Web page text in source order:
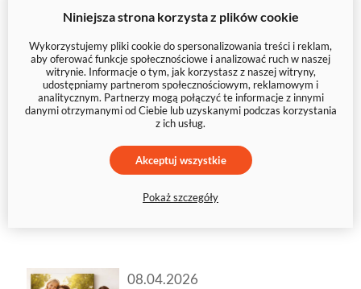
Jeszcze do niedawna powrót
człowieka w okolice Księżyca
wydawał się czymś odległym,
niemal symbolicznym. Dziś temat
Artemis IIbudzi ogromne
zainteresowanie na całym świecie
i regularnie pojawia się w
wyszukiwarce Google.
08.04.2026
Niniejsza strona korzysta z plików cookie
Wykorzystujemy pliki cookie do spersonalizowania treści i reklam,
aby oferować funkcje społecznościowe i analizować ruch w naszej
witrynie. Informacje o tym, jak korzystasz z naszej witryny,
udostępniamy partnerom społecznościowym, reklamowym i
analitycznym. Partnerzy mogą połączyć te informacje z innymi
danymi otrzymanymi od Ciebie lub uzyskanymi podczas korzystania
z ich usług.
Akceptuj wszystkie
Pokaż szczegóły